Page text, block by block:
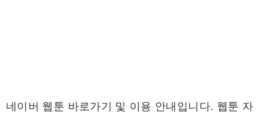
네이버 웹툰 바로가기 및 이용 안내입니다. 웹툰 자